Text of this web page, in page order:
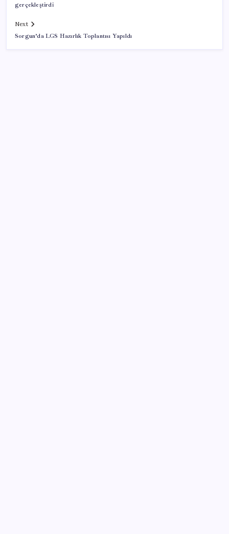
gerçekleştirdi
Next
Sorgun’da LGS Hazırlık Toplantısı Yapıldı